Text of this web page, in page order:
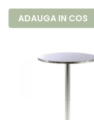
ADAUGA IN COS